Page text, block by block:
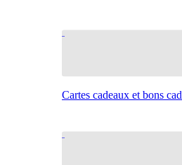
Cartes cadeaux et bons